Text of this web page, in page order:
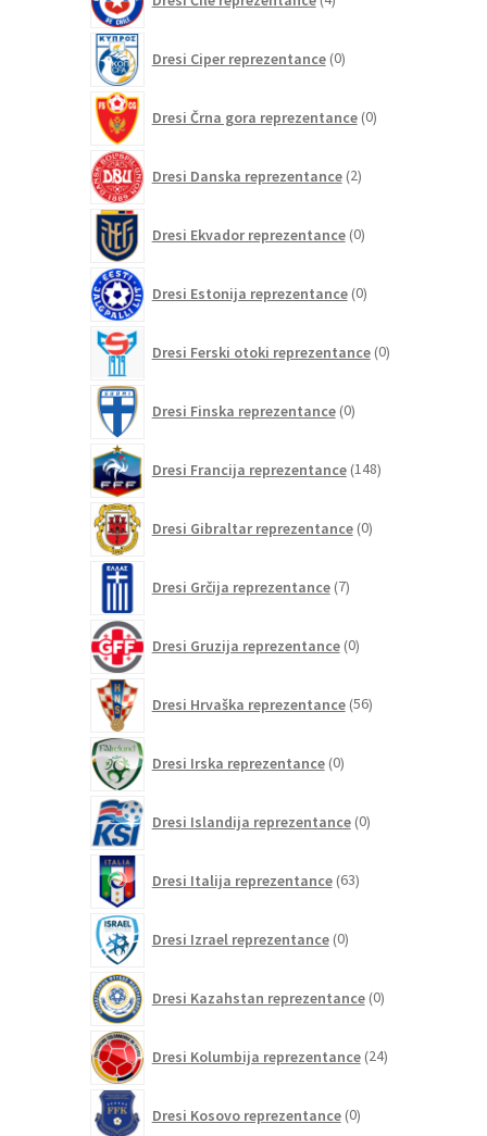
izdelki
Dresi Ciper reprezentance 0izdelkov
Dresi Črna gora reprezentance 0izdelkov
Dresi Danska reprezentance 2izdelka
Dresi Ekvador reprezentance 0izdelkov
Dresi Estonija reprezentance 0izdelkov
Dresi Ferski otoki reprezentance 0izdelkov
Dresi Finska reprezentance 0izdelkov
Dresi Francija reprezentance 148izdelkov
Dresi Gibraltar reprezentance 0izdelkov
Dresi Grčija reprezentance 7izdelkov
Dresi Gruzija reprezentance 0izdelkov
Dresi Hrvaška reprezentance 56izdelkov
Dresi Irska reprezentance 0izdelkov
Dresi Islandija reprezentance 0izdelkov
Dresi Italija reprezentance 63izdelkov
Dresi Izrael reprezentance 0izdelkov
Dresi Kazahstan reprezentance 0izdelkov
Dresi Kolumbija reprezentance 24izdelkov
Dresi Kosovo reprezentance 0izdelkov